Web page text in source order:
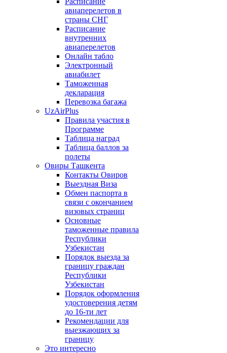
авиаперелетов в
страны СНГ
Расписание
внутренних
авиаперелетов
Онлайн табло
Электронный
авиабилет
Таможенная
декларация
Перевозка багажа
UzAirPlus
Правила участия в
Программе
Таблица наград
Таблица баллов за
полеты
Овиры Ташкента
Контакты Овиров
Выездная Виза
Обмен паспорта в
связи с окончанием
визовых страниц
Основные
таможенные правила
Республики
Узбекистан
Порядок выезда за
границу граждан
Республики
Узбекистан
Порядок оформления
удостоверения детям
до 16-ти лет
Рекомендации для
выезжающих за
границу
Это интересно